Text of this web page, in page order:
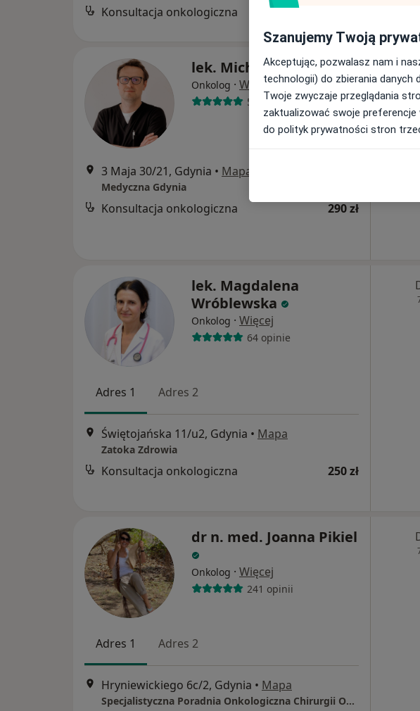
Konsultacja onkologiczna
lek. Michał Prus
Onkolog · Więcej
5 opinii
3 Maja 30/21, Gdynia • Mapa
Medyczna Gdynia
Konsultacja onkologiczna 290 zł
lek. Magdalena
Wróblewska
Onkolog · Więcej
64 opinie
Adres 1 Adres 2
Świętojańska 11/u2, Gdynia • Mapa
Zatoka Zdrowia
Konsultacja onkologiczna 250 zł
dr n. med. Joanna Pikiel
Onkolog · Więcej
241 opinii
Adres 1 Adres 2
Hryniewickiego 6c/2, Gdynia • Mapa
Specjalistyczna Poradnia Onkologiczna Chirurgii Onkologicznej i Ogólnej
Szanujemy Twoją
Akceptując, pozwalasz nam i
technologii) do zbierania
Twoje zwyczaje przeglądania
zaktualizować swoje preferencje
do polityk prywatności stron